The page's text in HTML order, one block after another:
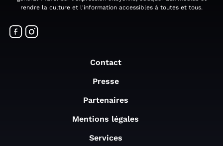
rendre la culture et l'information accessibles à toutes et tous.
Contact
Presse
Partenaires
Mentions légales
Services